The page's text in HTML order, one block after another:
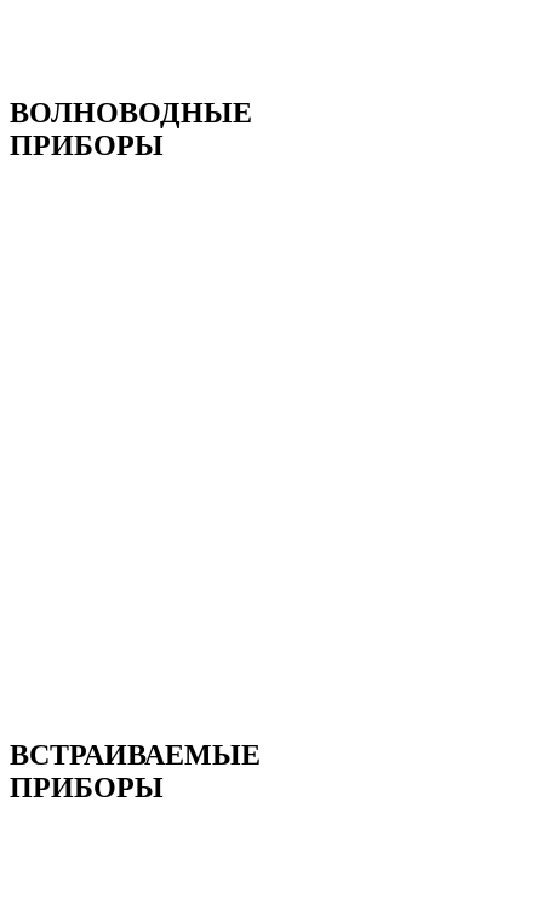
ВОЛНОВОДНЫЕ
ПРИБОРЫ
ВСТРАИВАЕМЫЕ
ПРИБОРЫ